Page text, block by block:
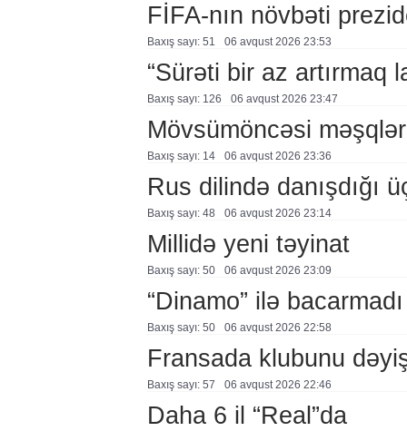
FİFA-nın növbəti
Baxış sayı: 51 06 avqust 2026 23:53
“Sürəti bir az artırmaq
Baxış sayı: 126 06 avqust 2026 23:47
Mövsümöncəsi
Baxış sayı: 14 06 avqust 2026 23:36
Rus dilində danışdığı
Baxış sayı: 48 06 avqust 2026 23:14
Millidə yeni təyinat
Baxış sayı: 50 06 avqust 2026 23:09
“Dinamo” ilə bacarmadı
Baxış sayı: 50 06 avqust 2026 22:58
Fransada klubunu
Baxış sayı: 57 06 avqust 2026 22:46
Daha 6 il “Real”da